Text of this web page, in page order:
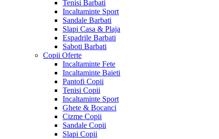
Tenisi Barbati
Incaltaminte Sport
Sandale Barbati
Slapi Casa & Plaja
Espadrile Barbati
Saboti Barbati
Copii Oferte
Incaltaminte Fete
Incaltaminte Baieti
Pantofi Copii
Tenisi Copii
Incaltaminte Sport
Ghete & Bocanci
Cizme Copii
Sandale Copii
Slapi Copii